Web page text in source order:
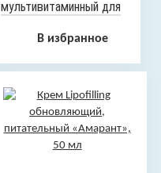
мультивитаминный для
В избранное